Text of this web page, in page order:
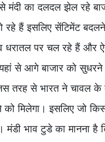
मंदी का दलदल झेल रहे
रहे हैं इसलिए सेंटिमेंट
धरातल पर चल रहे हैं और
से आगे बाजार को
तरह से भारत ने चावल के
मिलेगा। इसलिए जो
भाव टुडे का मानना है